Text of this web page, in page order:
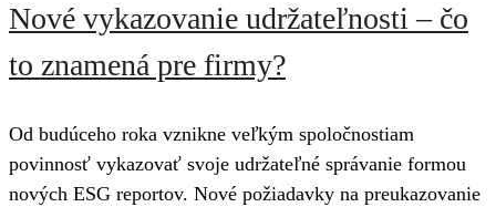
Nové vykazovanie udržateľnosti – čo
to znamená pre firmy?
Od budúceho roka vznikne veľkým spoločnostiam
povinnosť vykazovať svoje udržateľné správanie formou
nových ESG reportov. Nové požiadavky na preukazovanie